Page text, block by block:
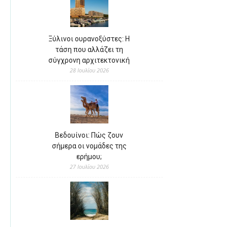
Ξύλινοι ουρανοξύστες: Η
τάση που αλλάζει τη
σύγχρονη αρχιτεκτονική
28 Ιουλίου 2026
Βεδουίνοι: Πώς ζουν
σήμερα οι νομάδες της
ερήμου;
27 Ιουλίου 2026